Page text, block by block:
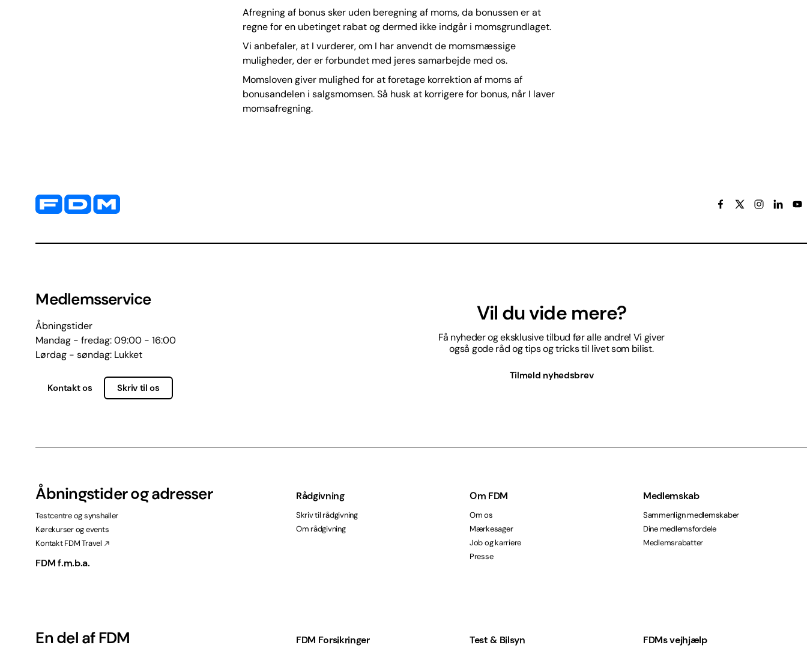
Afregning af bonus sker uden beregning af moms, da bonussen er at
regne for en ubetinget rabat og dermed ikke indgår i momsgrundlaget.
Vi anbefaler, at I vurderer, om I har anvendt de momsmæssige
muligheder, der er forbundet med jeres samarbejde med os.
Momsloven giver mulighed for at foretage korrektion af moms af
bonusandelen i salgsmomsen. Så husk at korrigere for bonus, når I laver
momsafregning.
Yderligere information og kontaktoplysninger
Medlemsservice
Åbningstider
Mandag - fredag: 09:00 - 16:00
Lørdag - søndag: Lukket
Kontakt os Skriv til os
Vil du vide mere?
Få nyheder og eksklusive tilbud før alle andre! Vi giver
også gode råd og tips og tricks til livet som bilist.
Tilmeld nyhedsbrev
Åbningstider og adresser
Testcentre og synshaller
Kørekurser og events
Kontakt FDM Travel
FDM f.m.b.a.
En del af FDM
Rådgivning
Skriv til rådgivning
Om rådgivning
Om FDM
Om os
Mærkesager
Job og karriere
Presse
Medlemskab
Sammenlign medlemskaber
Dine medlemsfordele
Medlemsrabatter
FDM Forsikringer Test & Bilsyn FDMs vejhjælp